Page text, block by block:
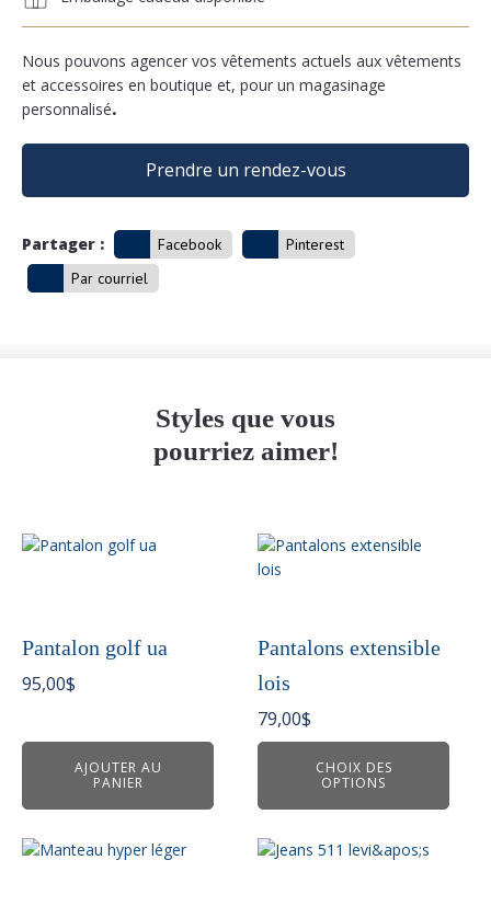
Nous pouvons agencer vos vêtements actuels aux vêtements
et accessoires en boutique et, pour un magasinage
personnalisé.
Prendre un rendez-vous
Partager : Facebook
Pinterest
Par courriel
Styles que vous
pourriez aimer!
Pantalon golf ua
95,00$
AJOUTER AU
PANIER
Pantalons extensible
lois
79,00$
CHOIX DES
OPTIONS
Ce
produit
variations.
options
peuvent
être
la
page
du